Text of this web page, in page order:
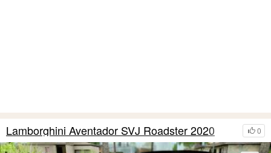
0
Lamborghini Aventador SVJ Roadster 2020